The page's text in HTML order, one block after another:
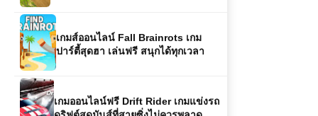
เกมส์ออนไลน์ Fall Brainrots เกม
ปาร์ตี้สุดฮา เล่นฟรี สนุกได้ทุกเวลา
เกมออนไลน์ฟรี Drift Rider เกมแข่งรถ
ดริฟต์สุดมันส์ที่สายซิ่งไม่ควรพลาด